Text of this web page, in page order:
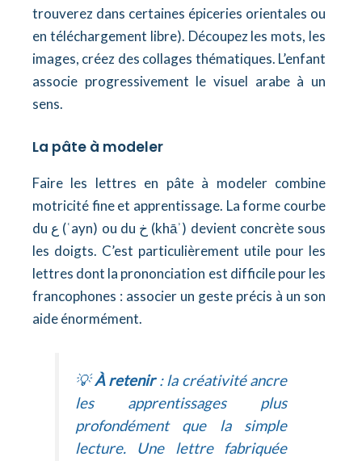
trouverez dans certaines épiceries orientales ou
en téléchargement libre). Découpez les mots, les
images, créez des collages thématiques. L’enfant
associe progressivement le visuel arabe à un
sens.
La pâte à modeler
Faire les lettres en pâte à modeler combine
motricité fine et apprentissage. La forme courbe
du ع (ʿayn) ou du خ (khāʾ) devient concrète sous
les doigts. C’est particulièrement utile pour les
lettres dont la prononciation est difficile pour les
francophones : associer un geste précis à un son
aide énormément.
💡À retenir: la créativité ancre
les apprentissages plus
profondément que la simple
lecture. Une lettre fabriquée